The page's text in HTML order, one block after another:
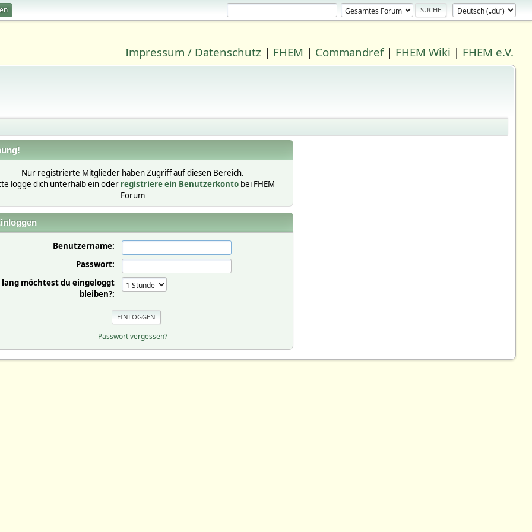
Impressum / Datenschutz | FHEM | Commandref| FHEM Wiki | FHEM e.V.
Nur registrierte Mitglieder haben Zugriff auf diesen Bereich.
logge dich unterhalb ein oder registriere ein Benutzerkontobei FHEM
Forum
Benutzername:
Passwort:
lang möchtest du eingeloggt
bleiben?:
Passwort vergessen?